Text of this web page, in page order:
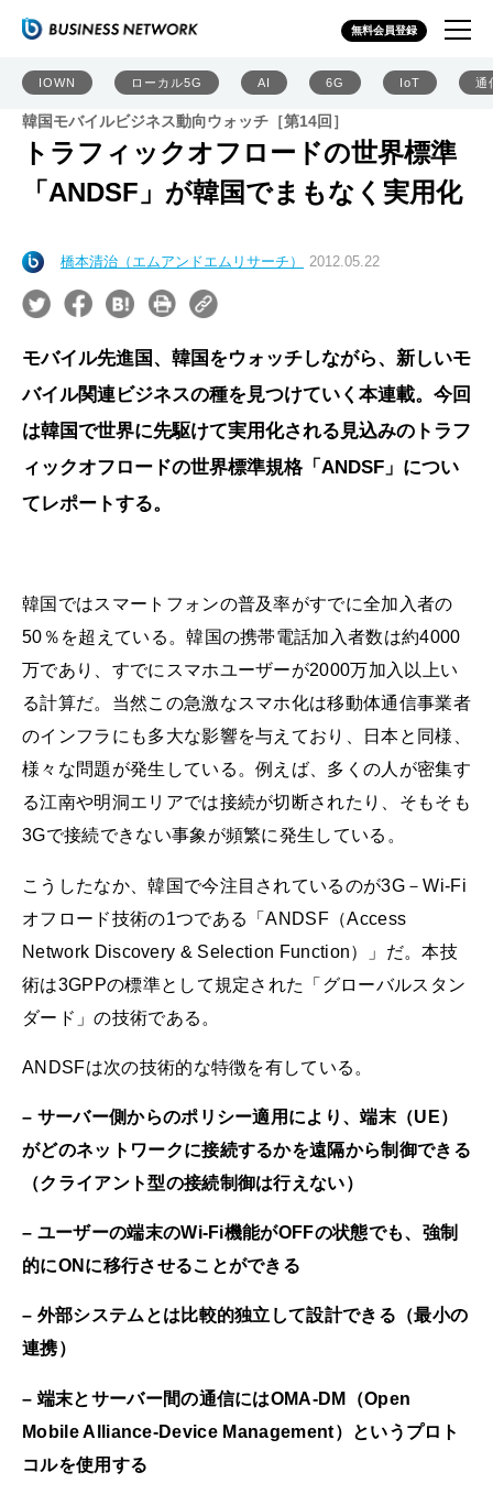
無料会員登録
IOWN ローカル5G AI 6G IoT 通
韓国モバイルビジネス動向ウォッチ［第14回］
トラフィックオフロードの世界標準
「ANDSF」が韓国でまもなく実用化
橋本清治（エムアンドエムリサーチ） 2012.05.22
モバイル先進国、韓国をウォッチしながら、新しいモ
バイル関連ビジネスの種を見つけていく本連載。今回
は韓国で世界に先駆けて実用化される見込みのトラフ
ィックオフロードの世界標準規格「ANDSF」につい
てレポートする。
韓国ではスマートフォンの普及率がすでに全加入者の
50％を超えている。韓国の携帯電話加入者数は約4000
万であり、すでにスマホユーザーが2000万加入以上い
る計算だ。当然この急激なスマホ化は移動体通信事業者
のインフラにも多大な影響を与えており、日本と同様、
様々な問題が発生している。例えば、多くの人が密集す
る江南や明洞エリアでは接続が切断されたり、そもそも
3Gで接続できない事象が頻繁に発生している。
こうしたなか、韓国で今注目されているのが3G－Wi-Fi
オフロード技術の1つである「ANDSF（Access
Network Discovery & Selection Function）」だ。本技
術は3GPPの標準として規定された「グローバルスタン
ダード」の技術である。
ANDSFは次の技術的な特徴を有している。
– サーバー側からのポリシー適用により、端末（UE）
がどのネットワークに接続するかを遠隔から制御できる
（クライアント型の接続制御は行えない）
– ユーザーの端末のWi-Fi機能がOFFの状態でも、強制
的にONに移行させることができる
– 外部システムとは比較的独立して設計できる（最小の
連携）
– 端末とサーバー間の通信にはOMA-DM（Open
Mobile Alliance-Device Management）というプロト
コルを使用する